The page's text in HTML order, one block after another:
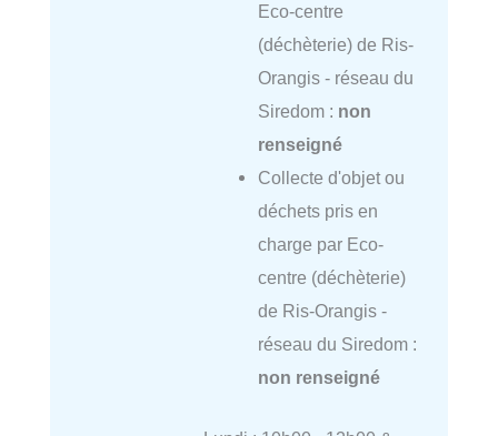
Eco-centre
(déchèterie) de Ris-
Orangis - réseau du
Siredom : non
renseigné
Collecte d'objet ou
déchets pris en
charge par Eco-
centre (déchèterie)
de Ris-Orangis -
réseau du Siredom :
non renseigné